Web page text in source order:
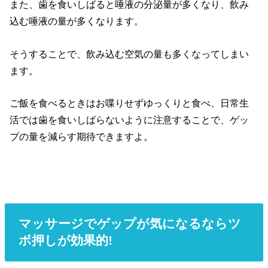
また、歯を食いしばると唾液の分泌量が多くなり、飲み
込む唾液の量が多くなります。
そうすることで、飲み込む空気の量も多くなってしまい
ます。
ご飯を食べるときはお喋りせずゆっくりと食べ、日常生
活では歯を食いしばらないように注意することで、ゲッ
プの量を減らす期待できますよ。
マッサージでゲップが気になるならツ
ボ押しが効果的!